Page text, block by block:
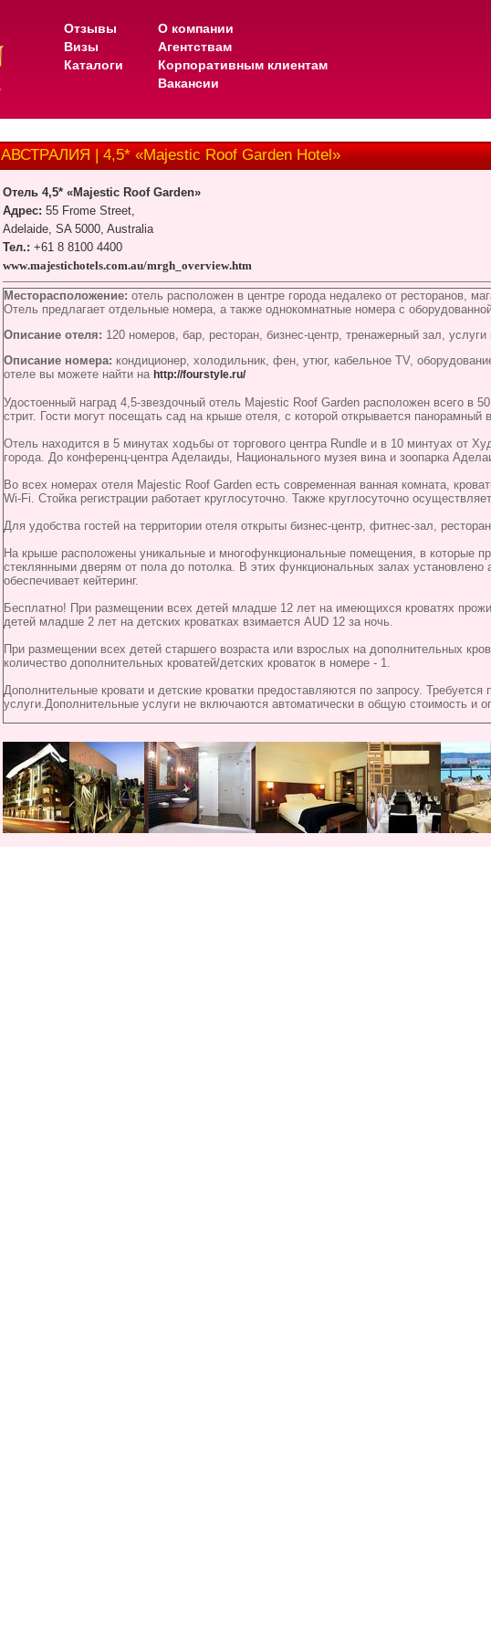
Отзывы
Визы
Каталоги
О компании
Агентствам
Корпоративным клиентам
Вакансии
АВСТРАЛИЯ | 4,5* «Majestic Roof Garden Hotel»
Отель 4,5* «Majestic Roof Garden»
Адрес: 55 Frome Street,
Adelaide, SA 5000, Australia
Тел.: +61 8 8100 4400
www.majestichotels.com.au/mrgh overview.htm
Месторасположение: отель расположен в центре города недалеко от ресторанов,
Отель предлагает отдельные номера, а также однокомнатные номера с
Описание отеля: 120 номеров, бар, ресторан, бизнес-центр, тренажерный зал, услуги
Описание номера: кондиционер, холодильник, фен, утюг, кабельное TV,
отеле вы можете найти на http://fourstyle.ru/
Удостоенный наград 4,5-звездочный отель Majestic Roof Garden расположен всего в
стрит. Гости могут посещать сад на крыше отеля, с которой открывается панорамный
Отель находится в 5 минутах ходьбы от торгового центра Rundle и в 10 минтуах от
города. До конференц-центра Аделаиды, Национального музея вина и зоопарка
Во всех номерах отеля Majestic Roof Garden есть современная ванная комната,
Wi-Fi. Стойка регистрации работает круглосуточно. Также круглосуточно
Для удобства гостей на территории отеля открыты бизнес-центр, фитнес-зал,
На крыше расположены уникальные и многофункциональные помещения, в которые
стеклянными дверям от пола до потолка. В этих функциональных залах установлено
обеспечивает кейтеринг.
Бесплатно! При размещении всех детей младше 12 лет на имеющихся кроватях
детей младше 2 лет на детских кроватках взимается AUD 12 за ночь.
При размещении всех детей старшего возраста или взрослых на дополнительных
количество дополнительных кроватей/детских кроваток в номере - 1.
Дополнительные кровати и детские кроватки предоставляются по запросу.
услуги.Дополнительные услуги не включаются автоматически в общую стоимость и